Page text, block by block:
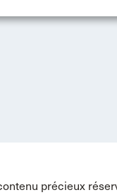
précieux